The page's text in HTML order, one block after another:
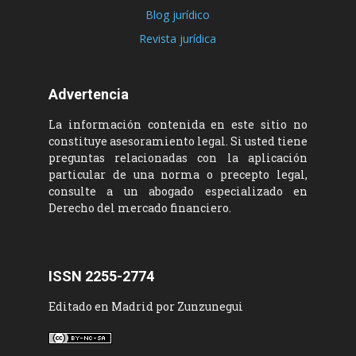
Blog jurídico
Revista jurídica
Advertencia
La información contenida en este sitio no
constituye asesoramiento legal. Si usted tiene
preguntas relacionadas con la aplicación
particular de una norma o precepto legal,
consulte a un abogado especializado en
Derecho del mercado financiero.
ISSN 2255-2774
Editado en Madrid por Zunzunegui